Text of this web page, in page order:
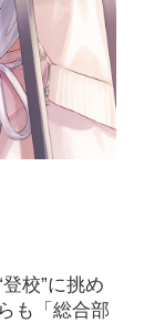
校”に挑め
も「総合部